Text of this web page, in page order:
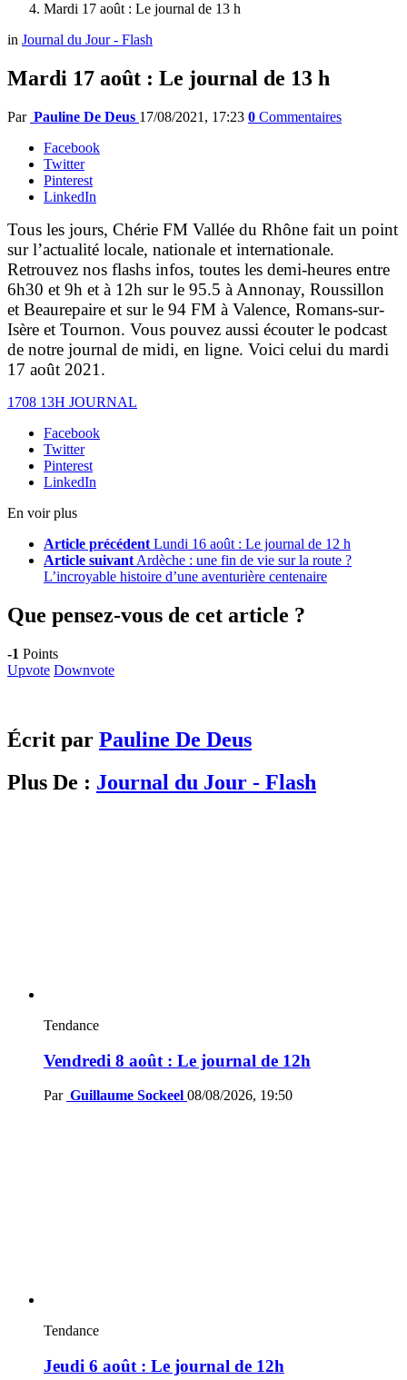
Mardi 17 août : Le journal de 13 h
in Journal du Jour - Flash
Mardi 17 août : Le journal de 13 h
Par Pauline De Deus 17/08/2021, 17:23 0 Commentaires
Facebook
Twitter
Pinterest
LinkedIn
Tous les jours, Chérie FM Vallée du Rhône fait un point
sur l’actualité locale, nationale et internationale.
Retrouvez nos flashs infos, toutes les demi-heures entre
6h30 et 9h et à 12h sur le 95.5 à Annonay, Roussillon
et Beaurepaire et sur le 94 FM à Valence, Romans-sur-
Isère et Tournon. Vous pouvez aussi écouter le podcast
de notre journal de midi, en ligne. Voici celui du mardi
17 août 2021.
1708 13H JOURNAL
Facebook
Twitter
Pinterest
LinkedIn
En voir plus
Article précédent Lundi 16 août : Le journal de 12 h
Article suivant Ardèche : une fin de vie sur la route ?
L’incroyable histoire d’une aventurière centenaire
Que pensez-vous de cet article ?
-1 Points
Upvote Downvote
Écrit par Pauline De Deus
Plus De : Journal du Jour - Flash
Tendance
Vendredi 8 août : Le journal de 12h
Par Guillaume Sockeel 08/08/2026, 19:50
Tendance
Jeudi 6 août : Le journal de 12h